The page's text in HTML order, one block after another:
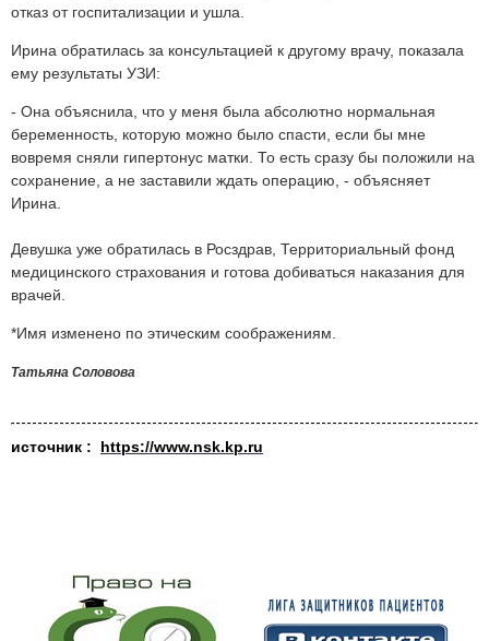
отказ от госпитализации и ушла.
Ирина обратилась за консультацией к другому врачу, показала
ему результаты УЗИ:
- Она объяснила, что у меня была абсолютно нормальная
беременность, которую можно было спасти, если бы мне
вовремя сняли гипертонус матки. То есть сразу бы положили на
сохранение, а не заставили ждать операцию, - объясняет
Ирина.
Девушка уже обратилась в Росздрав, Территориальный фонд
медицинского страхования и готова добиваться наказания для
врачей.
*Имя изменено по этическим соображениям.
Татьяна Соловова
источник : https://www.nsk.kp.ru